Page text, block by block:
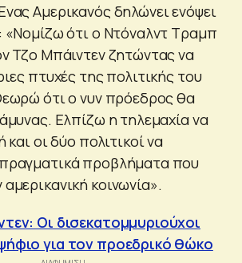
Αμερικανός δηλώνει ενόψει
«Νομίζω ότι ο Ντόναλντ Τραμπ
Τζο Μπάιντεν ζητώντας να
πτυχές της πολιτικής του
ότι ο νυν πρόεδρος θα
Ελπίζω η τηλεμαχία να
και οι δύο πολιτικοί να
προβλήματα που
κοινωνία».
Οι δισεκατομμυριούχοι
για τον προεδρικό θώκο